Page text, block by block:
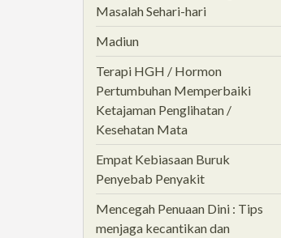
Masalah Sehari-hari
Madiun
Terapi HGH / Hormon
Pertumbuhan Memperbaiki
Ketajaman Penglihatan /
Kesehatan Mata
Empat Kebiasaan Buruk
Penyebab Penyakit
Mencegah Penuaan Dini : Tips
menjaga kecantikan dan